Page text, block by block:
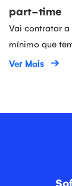
part-time
Vai contratar
mínimo que
Ver Mais